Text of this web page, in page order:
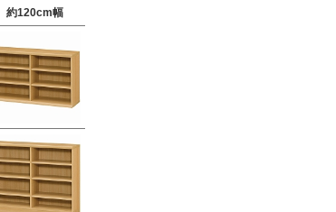
約120cm幅